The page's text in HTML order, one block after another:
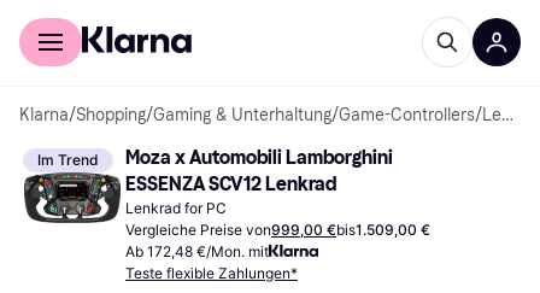
Für Shopper
Klarna/Shopping/Gaming & Unterhaltung/Game-Controllers/ Lenkräder
Im Trend
Moza x Automobili Lamborghini
ESSENZA SCV12 Lenkrad
Lenkrad for PC
Vergleiche Preise von999,00 €bis1.509,00 €
Ab 172,48 €/Mon. mit
Teste flexible Zahlungen*